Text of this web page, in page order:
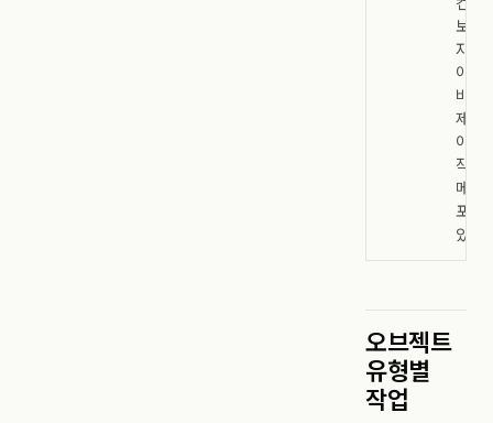
보여
자르
이미
바꾸
제거
이미
작업
메뉴
포함
있습
오브젝트
유형별
작업